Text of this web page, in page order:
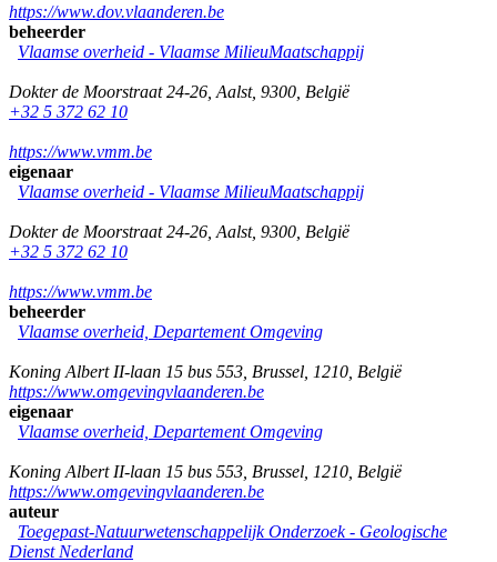
https://www.dov.vlaanderen.be
beheerder
Vlaamse overheid - Vlaamse MilieuMaatschappij
Dokter de Moorstraat 24-26 Aalst, 9300 België
+32 5 372 62 10
https://www.vmm.be
eigenaar
Vlaamse overheid - Vlaamse MilieuMaatschappij
Dokter de Moorstraat 24-26 Aalst, 9300 België
+32 5 372 62 10
https://www.vmm.be
beheerder
Vlaamse overheid, Departement Omgeving
Koning Albert II-laan 15 bus 553 Brussel 1210 België
https://www.omgevingvlaanderen.be
eigenaar
Vlaamse overheid, Departement Omgeving
Koning Albert II-laan 15 bus 553 Brussel 1210 België
https://www.omgevingvlaanderen.be
auteur
Toegepast-Natuurwetenschappelijk Onderzoek - Geologische
Dienst Nederland